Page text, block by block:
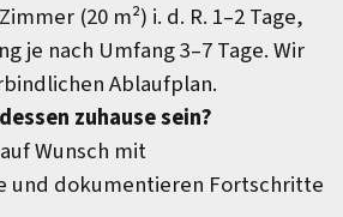
(20 m²) i. d. R. 1–2 Tage,
je nach Umfang 3–7 Tage. Wir
Ablaufplan.
zuhause sein?
Wunsch mit
und dokumentieren Fortschritte